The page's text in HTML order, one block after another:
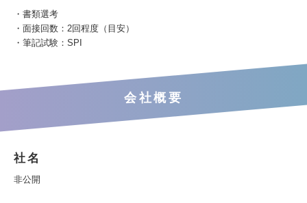
・書類選考
・面接回数：2回程度（目安）
・筆記試験：SPI
会社概要
社名
非公開